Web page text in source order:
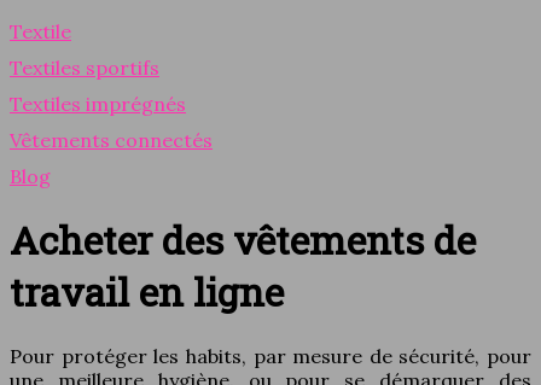
Textile
Textiles sportifs
Textiles imprégnés
Vêtements connectés
Blog
Acheter des vêtements de
travail en ligne
Pour protéger les habits, par mesure de sécurité, pour
une meilleure hygiène, ou pour se démarquer des